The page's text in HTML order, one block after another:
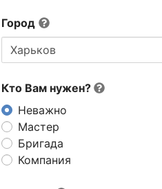
Город
Харьков
Кто Вам нужен?
Неважно
Мастер
Бригада
Компания